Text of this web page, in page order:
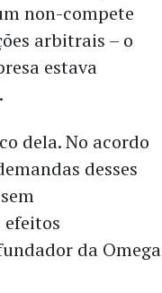
non-compete
arbitrais – o
estava
dela. No acordo
desses
efeitos
da Omega